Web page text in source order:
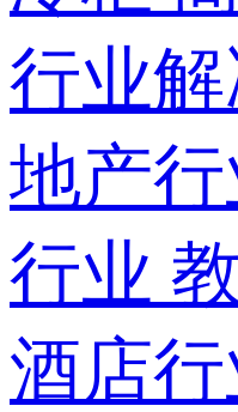
行业
地产行
行业
酒店行